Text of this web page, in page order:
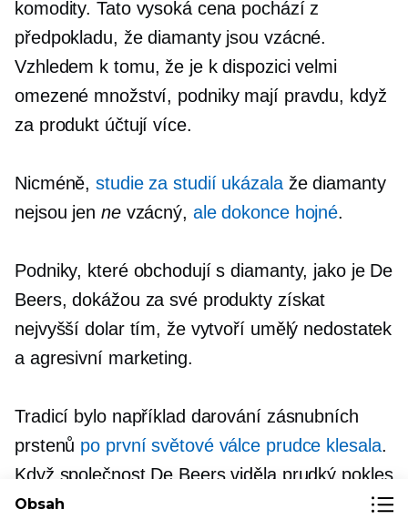
komodity. Tato vysoká cena pochází z
předpokladu, že diamanty jsou vzácné.
Vzhledem k tomu, že je k dispozici velmi
omezené množství, podniky mají pravdu, když
za produkt účtují více.
Nicméně,studie za studií ukázalaže diamanty
nejsou jen ne vzácný, ale dokonce hojné.
Podniky, které obchodují s diamanty, jako je De
Beers, dokážou za své produkty získat
nejvyšší dolar tím, že vytvoří umělý nedostatek
a agresivní marketing.
Tradicí bylo například darování zásnubních
prstenů po první světové válce prudce klesala.
Když společnost De Beers viděla prudký pokles
svého produktu, uvedla na trh
Obsah